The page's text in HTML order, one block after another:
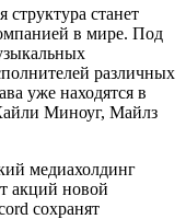
станет
в мире. Под
различных
уже находятся в
Миноуг, Майлз
медиахолдинг
акций новой
сохранят